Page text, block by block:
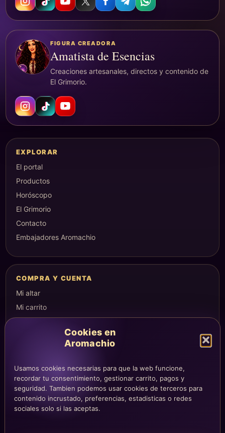
Cookies en
Aromachio
Usamos cookies necesarias para que la web funcione,
recordar tu consentimiento, gestionar carrito, pagos y
seguridad. Tambien podemos usar cookies de terceros para
contenido incrustado, preferencias, estadisticas o redes
sociales solo si las aceptas.
FIGURA CREADORA
Amatista de Esencias
Creaciones artesanales, directos y contenido de
El Grimorio.
EXPLORAR
El portal
Productos
Horóscopo
El Grimorio
Contacto
Embajadores Aromachio
COMPRA Y CUENTA
Mi altar
Mi carrito
Condiciones de compra
Envíos y devoluciones
LEGAL
Aviso legal